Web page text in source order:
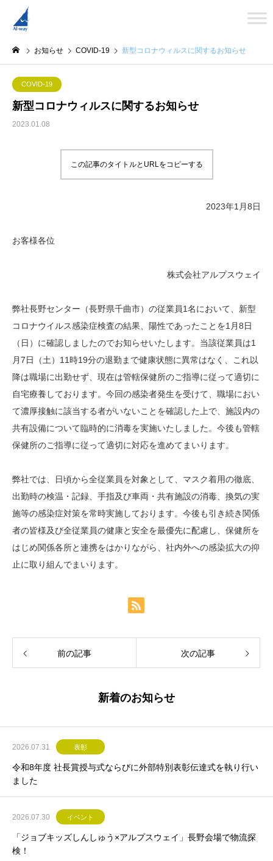
お知らせ COVID-19 新型コロナウィルスに関するお知らせ
COVID-19
新型コロナウィルスに関するお知らせ
2023.01.08
この記事のタイトルとURLをコピーする
2023年1月8日
お客様各位
株式会社アルプスウェイ
弊社長野センター（長野県千曲市）の従業員1名において、新型
コロナウイルス感染症検査の結果、陽性であったことを1月8日
（日）に確認しましたのでお知らせいたします。当該従業員は1
月7日（土）11時19分の退勤まで健康状態に異常はなく、これ以
降は職場に出勤せず、現在は管轄保健所のご指導に従って適切に
自宅療養しております。今回の感染者発生を受けて、職場におい
て濃厚接触に該当する者がいないことを確認した上で、施設内の
共有設備について臨時的に消毒を実施いたしました。今後も管轄
保健所のご指導に従って適切に対応を進めてまいります。
弊社では、日頃から全従業員を対象として、マスク着用の徹底、
出勤時の検温・記録、手指及び車両・共有施設の消毒、換気の実
施等の感染症対策を常時実施しております。今後も引き続き関係
者の皆様及び全従業員の健康と安全を最優先に配慮し、保健所を
はじめ関係各所と連携をはかりながら、社内外への感染拡大の抑
止に取り組んでまいります。
前の記事 次の記事
新着のお知らせ
2026.07.31 表彰
令和8年度 社長賞授与式ならびに外部特別表彰伝達式を執り行い
ました
2026.07.30 イベント
「ジョブキッズしんしゅう×アルプスウェイ」長野会場で物流探
検！